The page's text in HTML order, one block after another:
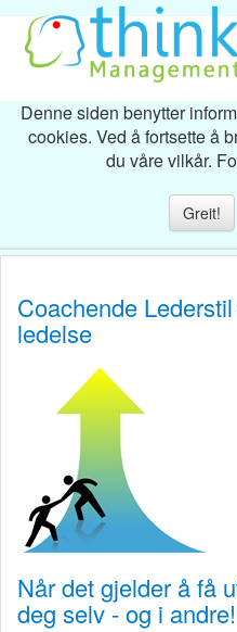
Denne siden benytter
cookies. Ved å fortsette å
du våre vilkår.
Greit!
Coachende
ledelse
Når det gjelder å få
deg selv - og i andre!